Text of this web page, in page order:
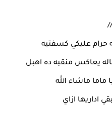
عليكي كسفتيه
يعاكس منقبه ده اهبل
ماما ماشاء الله
اداريها ازاي